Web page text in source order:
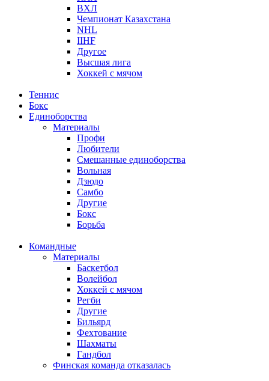
ВХЛ
Чемпионат Казахстана
NHL
IIHF
Другое
Высшая лига
Хоккей с мячом
Теннис
Бокс
Единоборства
Материалы
Профи
Любители
Смешанные единоборства
Вольная
Дзюдо
Самбо
Другие
Бокс
Борьба
Командные
Материалы
Баскетбол
Волейбол
Хоккей с мячом
Регби
Другие
Бильярд
Фехтование
Шахматы
Гандбол
Финская команда отказалась